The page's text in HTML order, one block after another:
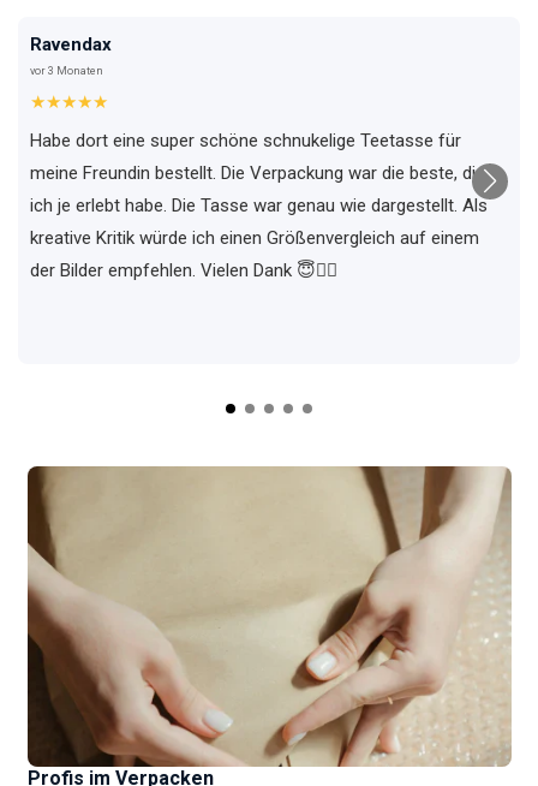
Ravendax
vor 3 Monaten
★★★★★
Habe dort eine super schöne schnukelige Teetasse für
meine Freundin bestellt. Die Verpackung war die beste, die
ich je erlebt habe. Die Tasse war genau wie dargestellt. Als
kreative Kritik würde ich einen Größenvergleich auf einem
der Bilder empfehlen. Vielen Dank 😇✌🏼
Profis im Verpacken